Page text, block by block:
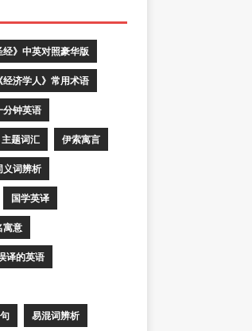
经》中英对照豪华版
《经济学人》常用术语
分钟英语
主题词汇 伊索寓言
义词辨析
国学英译
寓意
译的英语
易混词辨析